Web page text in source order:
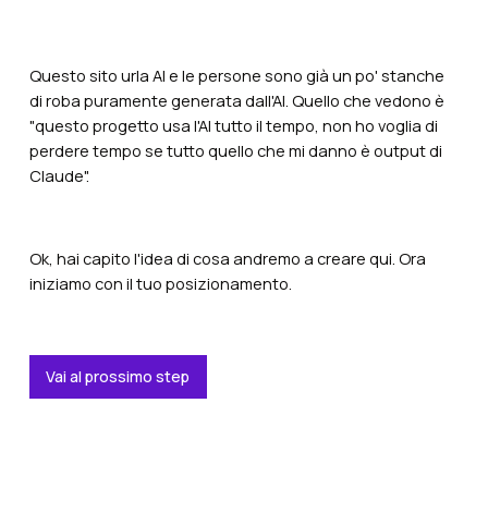
Questo sito urla AI e le persone sono già un po' stanche
di roba puramente generata dall'AI. Quello che vedono è
"questo progetto usa l'AI tutto il tempo, non ho voglia di
perdere tempo se tutto quello che mi danno è output di
Claude".
Ok, hai capito l'idea di cosa andremo a creare qui. Ora
iniziamo con il tuo posizionamento.
Vai al prossimo step